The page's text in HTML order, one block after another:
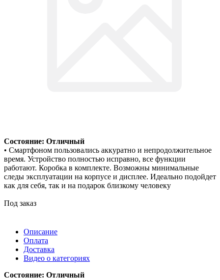
Состояние: Отличный
• Смартфоном пользовались аккуратно и непродолжительное
время. Устройство полностью исправно, все функции
работают. Коробка в комплекте. Возможны минимальные
следы эксплуатации на корпусе и дисплее. Идеально подойдет
как для себя, так и на подарок близкому человеку
Под заказ
Описание
Оплата
Доставка
Видео о категориях
Состояние: Отличный